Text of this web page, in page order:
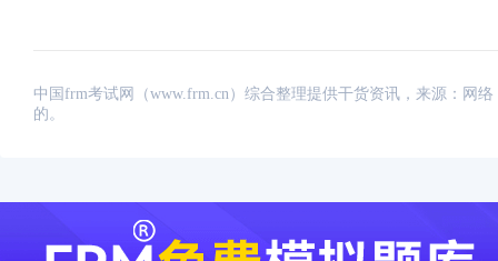
中国frm考试网（www.frm.cn）综合整理提供干货资讯，来源：网
的。